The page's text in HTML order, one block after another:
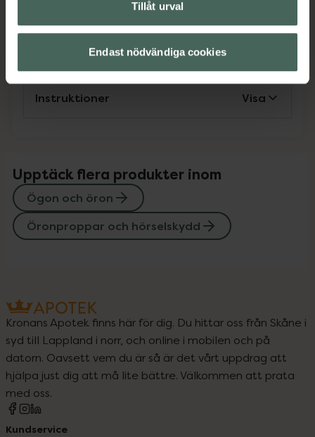
Tillåt urval
Endast nödvändiga cookies
Instruktioner Visa
Upptäck flera produkter inom
Ögon och öron
Öronproppar och hörselskydd
Kronans Apotek finns här för dig. Du hittar oss från Skåne i
syd till Lappland i norr, och online i mobilen och på
datorn. Oavsett vem du är så är det vårt uppdrag att
hjälpa just dig att må lite bättre. Välkommen att prata
med oss.
Kundservice